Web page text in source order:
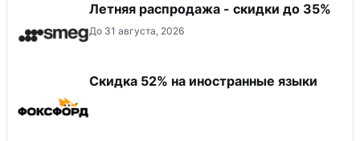
Летняя распродажа - скидки до 35%
До 31 августа, 2026
Скидка 52% на иностранные языки